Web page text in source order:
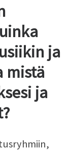
ja
mistä
ja